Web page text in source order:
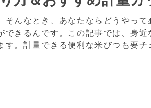
そんなとき、あなたならどうやっ
できるんです。この記事では、身
。計量できる便利な米びつも要チ